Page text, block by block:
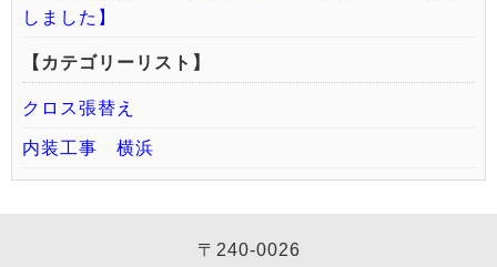
しました】
【カテゴリーリスト】
クロス張替え
内装工事 横浜
〒240-0026